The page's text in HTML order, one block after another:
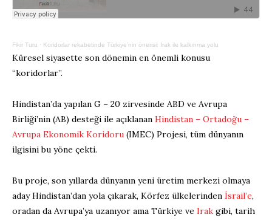
Fikir Turu · Koridorlar rekabetinde Türkiye’nin önerisi: Irak ile kalkınma yolu
Küresel siyasette son dönemin en önemli konusu
“koridorlar”.
Hindistan’da yapılan G – 20 zirvesinde ABD ve Avrupa
Birliği’nin (AB) desteği ile açıklanan Hindistan – Ortadoğu –
Avrupa Ekonomik Koridoru (IMEC) Projesi, tüm dünyanın
ilgisini bu yöne çekti.
Bu proje, son yıllarda dünyanın yeni üretim merkezi olmaya
aday Hindistan’dan yola çıkarak, Körfez ülkelerinden İsrail’e,
oradan da Avrupa’ya uzanıyor ama Türkiye ve Irak gibi, tarih